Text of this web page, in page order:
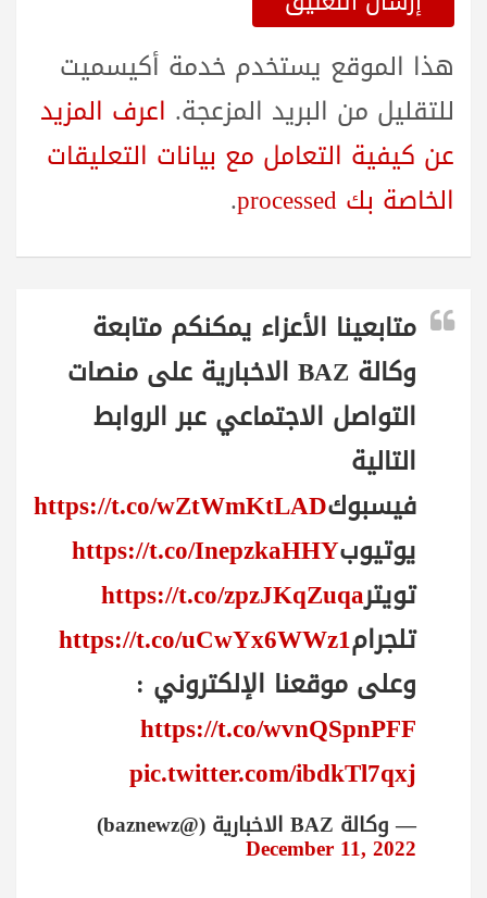
هذا الموقع يستخدم خدمة أكيسميت
للتقليل من البريد المزعجة. اعرف المزيد
عن كيفية التعامل مع بيانات التعليقات
الخاصة بك processed
.
متابعينا الأعزاء يمكنكم متابعة
وكالة BAZ الاخبارية على منصات
التواصل الاجتماعي عبر الروابط
التالية
فيسبوكhttps://t.co/wZtWmKtLAD
يوتيوبhttps://t.co/InepzkaHHY
تويترhttps://t.co/zpzJKqZuqa
تلجرامhttps://t.co/uCwYx6WWz1
وعلى موقعنا الإلكتروني :
https://t.co/wvnQSpnPFF
pic.twitter.com/ibdkTl7qxj
— وكالة BAZ الاخبارية (@baznewz)
December 11, 2022